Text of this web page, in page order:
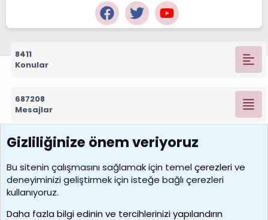
8411
Konular
687208
Mesajlar
7388
Kullanıcılar
borabekirogluu
Son üye
Gizliliğinize önem veriyoruz
Bu sitenin çalışmasını sağlamak için temelçerezlerive
deneyiminizi geliştirmek için isteğe bağlı çerezleri
kullanıyoruz.
Daha fazla bilgi edinin ve tercihlerinizi yapılandırın